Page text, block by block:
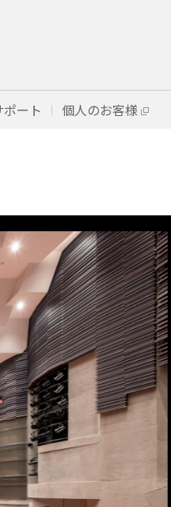
ポート 個人のお客様